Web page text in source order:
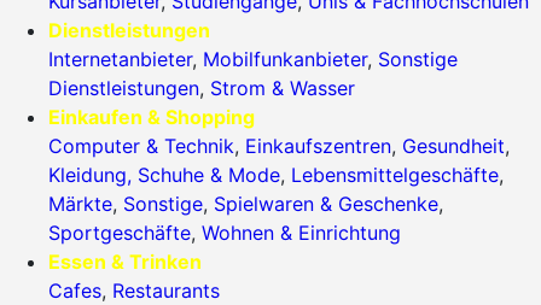
Dienstleistungen
Internetanbieter, Mobilfunkanbieter, Sonstige
Dienstleistungen, Strom & Wasser
Einkaufen & Shopping
Computer & Technik, Einkaufszentren, Gesundheit,
Kleidung, Schuhe & Mode, Lebensmittelgeschäfte,
Märkte, Sonstige, Spielwaren & Geschenke,
Sportgeschäfte, Wohnen & Einrichtung
Essen & Trinken
Cafes, Restaurants